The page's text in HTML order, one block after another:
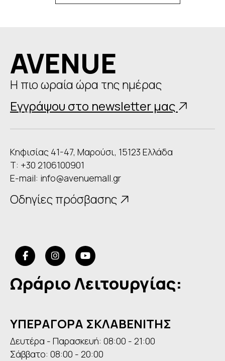
AVENUE
Η πιο ωραία ώρα της ημέρας
Εγγράψου στο newsletter μας
Κηφισίας 41-47, Μαρούσι, 15123 Ελλάδα
Τ: +30 2106100901
E-mail: info@avenuemall.gr
Οδηγίες πρόσβασης
Ωράριο Λειτουργίας:
ΥΠΕΡΑΓΟΡΑ ΣΚΛΑΒΕΝΙΤΗΣ
Δευτέρα - Παρασκευή: 08:00 - 21:00
Σάββατο: 08:00 - 20:00